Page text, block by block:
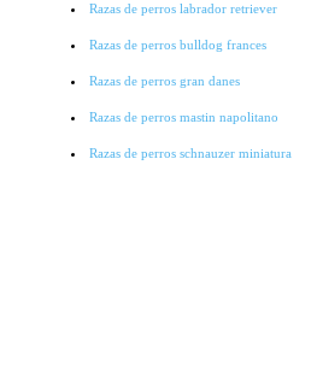
Razas de perros labrador retriever
Razas de perros bulldog frances
Razas de perros gran danes
Razas de perros mastin napolitano
Razas de perros schnauzer miniatura